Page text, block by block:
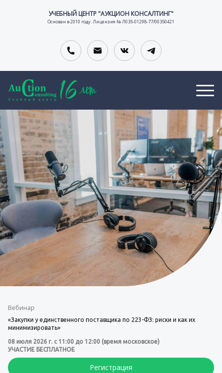
УЧЕБНЫЙ ЦЕНТР "АУКЦИОН КОНСАЛТИНГ"
Основан в 2010 году. Лицензия № Л035-01298-77/00350421
организации
Т
З
Ы
В
Ы
Н
С
И
А
Т
Ы
Вебинар
«Закупки у единственного поставщика по 223-ФЗ: риски и как их
минимизировать»
08 июля 2026 г. с 11:00 до 12:00 (время московское)
УЧАСТИЕ БЕСПЛАТНОЕ
Регистрация